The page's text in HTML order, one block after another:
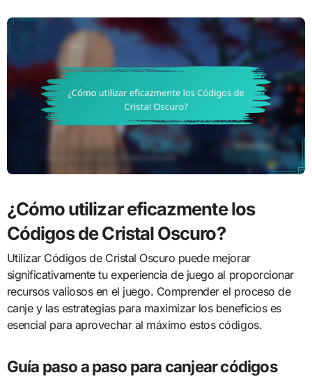
¿Cómo utilizar eficazmente los
Códigos de Cristal Oscuro?
Utilizar Códigos de Cristal Oscuro puede mejorar
significativamente tu experiencia de juego al proporcionar
recursos valiosos en el juego. Comprender el proceso de
canje y las estrategias para maximizar los beneficios es
esencial para aprovechar al máximo estos códigos.
Guía paso a paso para canjear códigos